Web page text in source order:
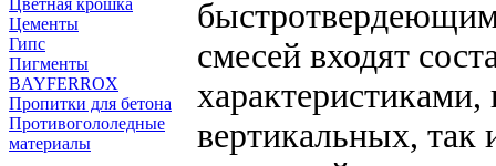
Цементы
Гипс
Пигменты
BAYFERROX
Пропитки для бетона
Противогололедные
материалы
смесей входят
вертикальных, так